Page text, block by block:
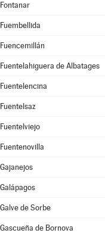
Fontanar
Fuembellida
Fuencemillán
Fuentelahiguera de Albatages
Fuentelencina
Fuentelsaz
Fuentelviejo
Fuentenovilla
Gajanejos
Galápagos
Galve de Sorbe
Gascueña de Bornova